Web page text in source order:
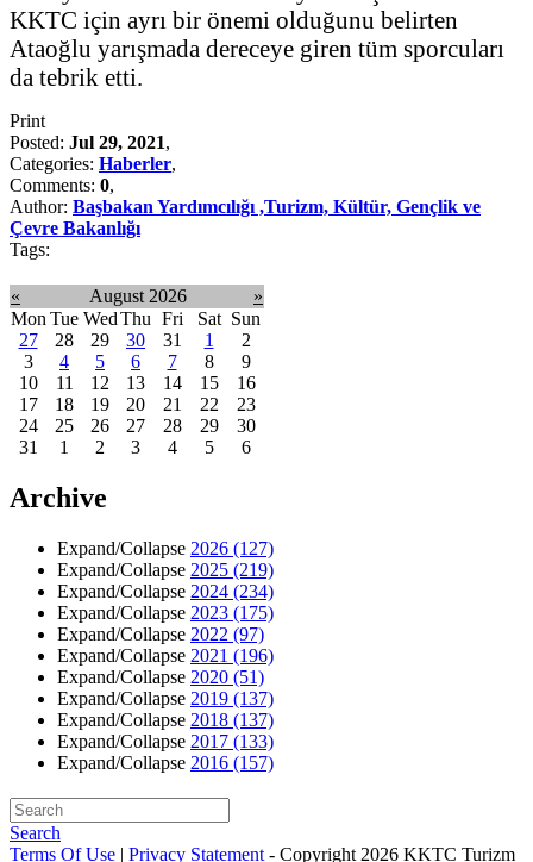
KKTC için ayrı bir önemi olduğunu belirten
Ataoğlu yarışmada dereceye giren tüm sporcuları
da tebrik etti.
Print
Posted: Jul 29, 2021,
Categories: Haberler,
Comments: 0,
Author: Başbakan Yardımcılığı ,Turizm, Kültür, Gençlik ve
Çevre Bakanlığı
Tags:
« August 2026
»
Mon Tue WedThu Fri Sat Sun
27
28 29 30 31 1
2
3
4 5 6 7 8
9
10
11 12 13 14 15
16
17
18 19 20 21 22
23
24
25 26 27 28 29
30
31
1 2 3 4 5 6
Archive
Expand/Collapse 2026 (127)
Expand/Collapse 2025 (219)
Expand/Collapse 2024 (234)
Expand/Collapse 2023 (175)
Expand/Collapse 2022 (97)
Expand/Collapse 2021 (196)
Expand/Collapse 2020 (51)
Expand/Collapse 2019 (137)
Expand/Collapse 2018 (137)
Expand/Collapse 2017 (133)
Expand/Collapse 2016 (157)
Search
Terms Of Use | Privacy Statement - Copyright 2026 KKTC Turizm